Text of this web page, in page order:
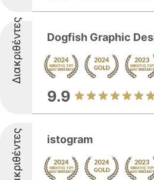
Διακριθέντες Dogfish Graphic
9.9
Διακριθέντες istogram